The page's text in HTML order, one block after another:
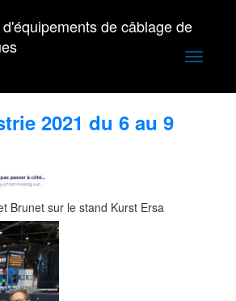
de câblage de
Toggle
2021 du 6 au 9
Brunet sur le stand Kurst Ersa